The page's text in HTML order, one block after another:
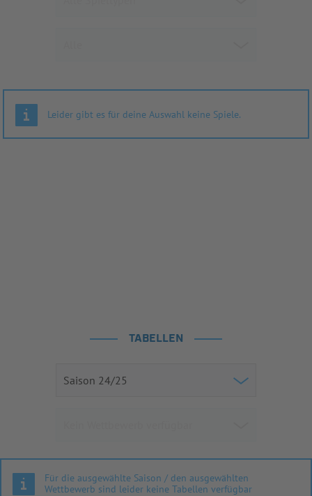
Leider gibt es für deine Auswahl keine Spiele.
TABELLEN
Für die ausgewählte Saison / den ausgewählten
Wettbewerb sind leider keine Tabellen verfügbar